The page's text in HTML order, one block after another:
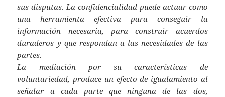
sus disputas. La confidencialidad puede actuar como
una herramienta efectiva para conseguir la
información necesaria, para construir acuerdos
duraderos y que respondan a las necesidades de las
partes.
La mediación por su características de
voluntariedad, produce un efecto de igualamiento al
señalar a cada parte que ninguna de las dos,